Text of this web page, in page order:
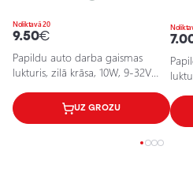
Noliktavā 20
9.50€
Papildu auto darba gaismas
lukturis, zilā krāsa, 10W, 9-32V
UZ GROZU